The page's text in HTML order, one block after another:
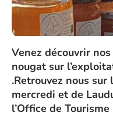
Venez découvrir
nougat sur
.Retrouvez nous
mercredi et de
l’Office de